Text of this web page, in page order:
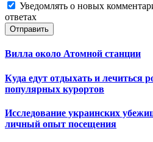
Уведомлять о новых
ответах
Отправить
Вилла около Атомной станции
Куда едут отдыхать и лечиться
популярных курортов
Исследование украинских
личный опыт посещения